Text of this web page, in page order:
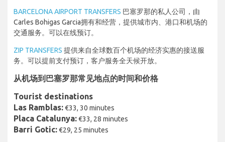
BARCELONA AIRPORT TRANSFERS 巴塞罗那的私人公司，由
Carles Bohigas Garcia拥有和经营，提供城市内、港口和机场的
交通服务。可以在线预订。
ZIP TRANSFERS 提供来自全球数百个机场的经济实惠的接送服
务。可以提前支付预订，客户服务全天候开放。
从机场到巴塞罗那常见地点的时间和价格
Tourist destinations
Las Ramblas:€33, 30 minutes
Placa Catalunya:€33, 28 minutes
Barri Gotic:€29, 25 minutes